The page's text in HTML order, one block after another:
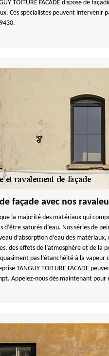
TOITURE FACADE dispose de
Ces spécialistes peuvent intervenir
façade avec nos
que la majorité des matériaux qui
d’être saturés d’eau. Nos séries de
d’absorption d’eau des
des effets de l’atmosphère et de la
pas l’étanchéité à la vapeur
TANGUY TOITURE FACADE
Appelez-nous dès maintenant pour